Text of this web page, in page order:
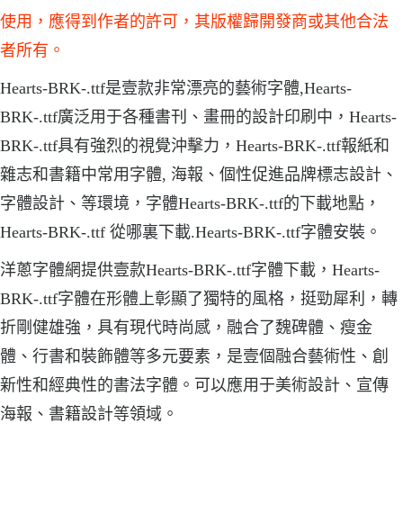
使用，應得到作者的許可，其版權歸開發商或其他合法
者所有。
Hearts-BRK-.ttf是壹款非常漂亮的藝術字體,Hearts-
BRK-.ttf廣泛用于各種書刊、畫冊的設計印刷中，Hearts-
BRK-.ttf具有強烈的視覺沖擊力，Hearts-BRK-.ttf報紙和
雜志和書籍中常用字體, 海報、個性促進品牌標志設計、
字體設計、等環境，字體Hearts-BRK-.ttf的下載地點，
Hearts-BRK-.ttf 從哪裏下載.Hearts-BRK-.ttf字體安裝。
洋蔥字體網提供壹款Hearts-BRK-.ttf字體下載，Hearts-
BRK-.ttf字體在形體上彰顯了獨特的風格，挺勁犀利，轉
折剛健雄強，具有現代時尚感，融合了魏碑體、瘦金
體、行書和裝飾體等多元要素，是壹個融合藝術性、創
新性和經典性的書法字體。可以應用于美術設計、宣傳
海報、書籍設計等領域。